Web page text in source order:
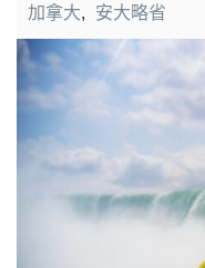
加拿大, 安大略省